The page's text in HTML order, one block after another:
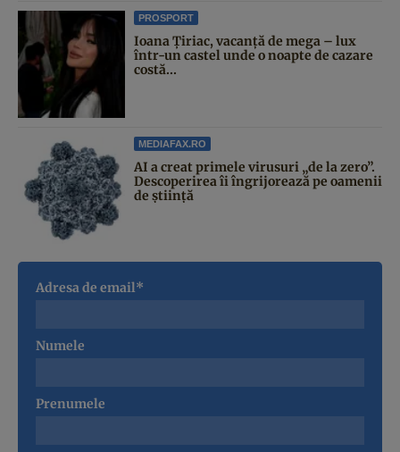
PROSPORT
Ioana Țiriac, vacanță de mega – lux
într-un castel unde o noapte de cazare
costă...
MEDIAFAX.RO
AI a creat primele virusuri „de la zero”.
Descoperirea îi îngrijorează pe oamenii
de știință
Adresa de email*
Numele
Prenumele